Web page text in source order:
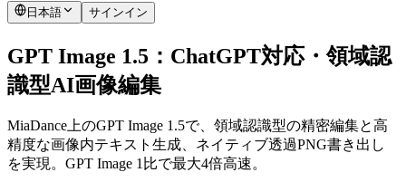
日本語 サインイン
GPT Image 1.5：ChatGPT対応・領域認
識型AI画像編集
MiaDance上のGPT Image 1.5で、領域認識型の精密編集と高
精度な画像内テキスト生成、ネイティブ透過PNG書き出し
を実現。GPT Image 1比で最大4倍高速。